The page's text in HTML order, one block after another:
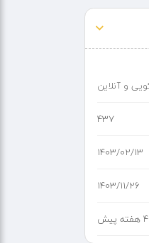
و آنلاین
437
۱۴۰۳/۰۲/۱۳
۱۴۰۳/۱۱/۲۶
4 هفته پیش